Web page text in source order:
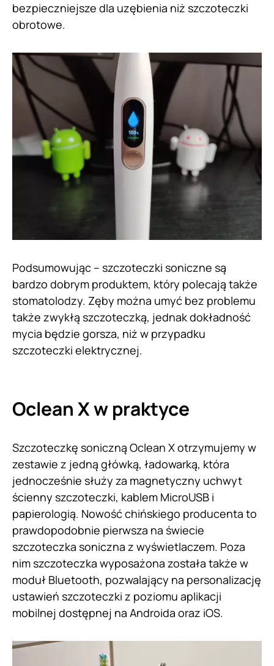
bezpieczniejsze dla uzębienia niż szczoteczki
obrotowe.
Podsumowując – szczoteczki soniczne są
bardzo dobrym produktem, który polecają także
stomatolodzy. Zęby można umyć bez problemu
także zwykłą szczoteczką, jednak dokładność
mycia będzie gorsza, niż w przypadku
szczoteczki elektrycznej.
Oclean X w praktyce
Szczoteczkę soniczną Oclean X otrzymujemy w
zestawie z jedną główką, ładowarką, która
jednocześnie służy za magnetyczny uchwyt
ścienny szczoteczki, kablem MicroUSB i
papierologią. Nowość chińskiego producenta to
prawdopodobnie pierwsza na świecie
szczoteczka soniczna z wyświetlaczem. Poza
nim szczoteczka wyposażona została także w
moduł Bluetooth, pozwalający na personalizację
ustawień szczoteczki z poziomu aplikacji
mobilnej dostępnej na Androida oraz iOS.